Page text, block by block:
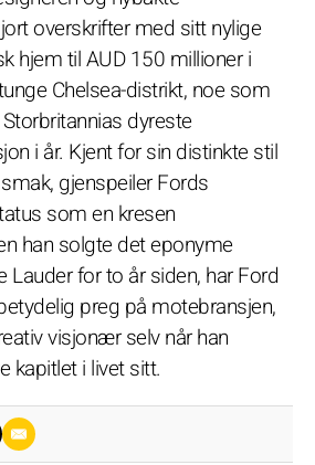
overskrifter med sitt nylige
hjem til AUD 150 millioner i
Chelsea-distrikt, noe som
dyreste
i år. Kjent for sin distinkte stil
gjenspeiler Fords
som en kresen
han solgte det eponyme
Lauder for to år siden, har Ford
preg på motebransjen,
visjonær selv når han
kapitlet i livet sitt.